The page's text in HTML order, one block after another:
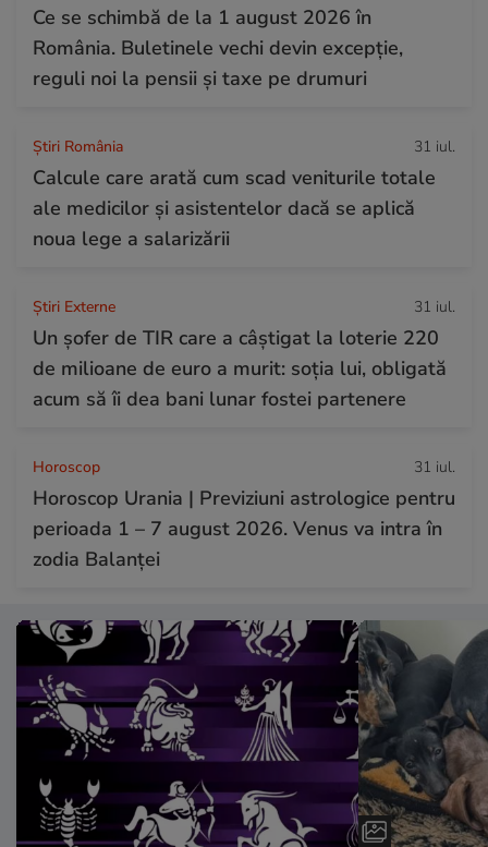
Ce se schimbă de la 1 august 2026 în
România. Buletinele vechi devin excepție,
reguli noi la pensii și taxe pe drumuri
Știri România 31 iul.
Calcule care arată cum scad veniturile totale
ale medicilor și asistentelor dacă se aplică
noua lege a salarizării
Știri Externe 31 iul.
Un șofer de TIR care a câștigat la loterie 220
de milioane de euro a murit: soția lui, obligată
acum să îi dea bani lunar fostei partenere
Horoscop 31 iul.
Horoscop Urania | Previziuni astrologice pentru
perioada 1 – 7 august 2026. Venus va intra în
zodia Balanței